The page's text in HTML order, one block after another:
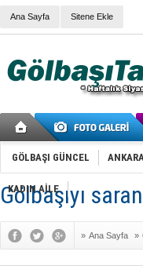
Ana Sayfa Sitene Ekle
GÖLBAŞI GÜNCEL
KADIN AİLE
Gölbaşıyı
» Ana Sayfa »